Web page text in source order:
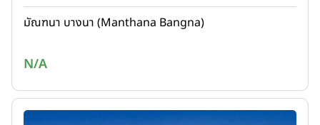
มัณฑนา บางนา (Manthana Bangna)
N/A